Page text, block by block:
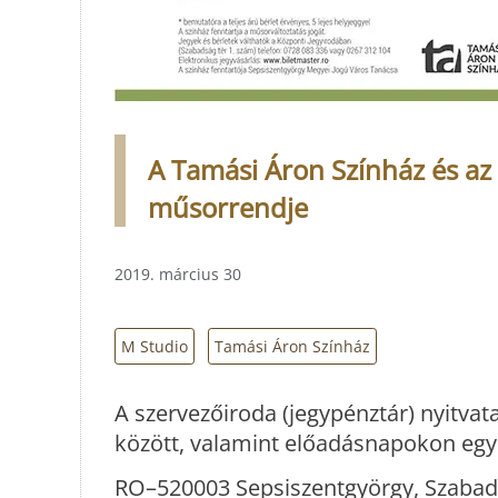
A Tamási Áron Színház és
műsorrendje
2019. március 30
M Studio Tamási Áron Színház
A szervezőiroda (jegypénztár)
között, valamint előadásnapokon
RO–520003 Sepsiszentgyörgy,